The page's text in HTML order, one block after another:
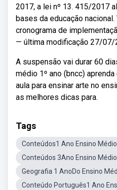
2017, a lei nº 13. 415/2017
bases da educação
cronograma de
— última modificação 27/07/
A suspensão vai durar 60
médio 1º ano (bncc)
aula para ensinar arte no
as melhores dicas para.
Tags
Conteúdos1 Ano Ensino Médio
Conteúdos 3Ano Ensino Médio
Geografia 1 AnoDo Ensino
Conteúdo Português1 Ano